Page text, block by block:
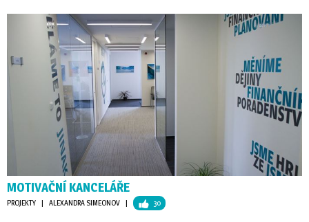
MOTIVAČNÍ KANCELÁŘE
PROJEKTY | ALEXANDRA SIMEONOV | 30